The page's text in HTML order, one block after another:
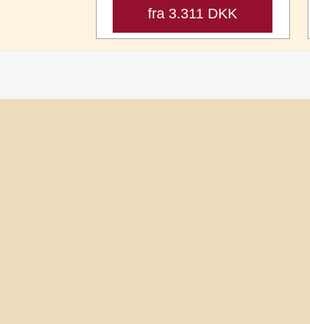
fra 3.311 DKK